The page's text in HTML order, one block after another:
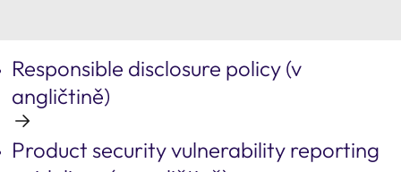
Responsible disclosure policy (v
angličtině)
Product security vulnerability reporting